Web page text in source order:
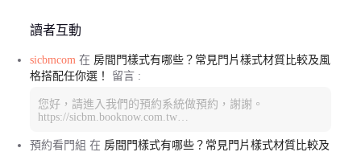
讀者互動
sicbmcom 在 房間門樣式有哪些？常見門片樣式材質比較及風
格搭配任你選！
留言 :
您好，請進入我們的預約系統做預約，謝謝。
https://sicbm.booknow.com.tw…
預約看門組 在 房間門樣式有哪些？常見門片樣式材質比較及